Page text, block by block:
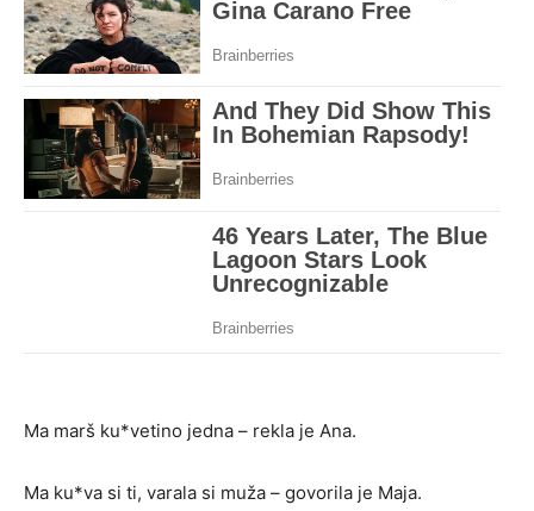
Ma marš ku*vetino jedna – rekla je Ana.
Ma ku*va si ti, varala si muža – govorila je Maja.